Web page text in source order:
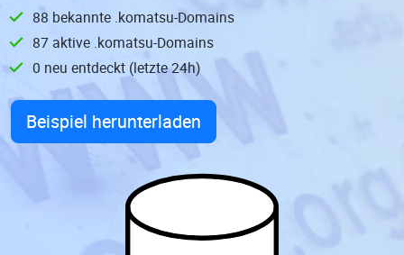
88 bekannte .komatsu-Domains
87 aktive .komatsu-Domains
0 neu entdeckt (letzte 24h)
Beispiel herunterladen